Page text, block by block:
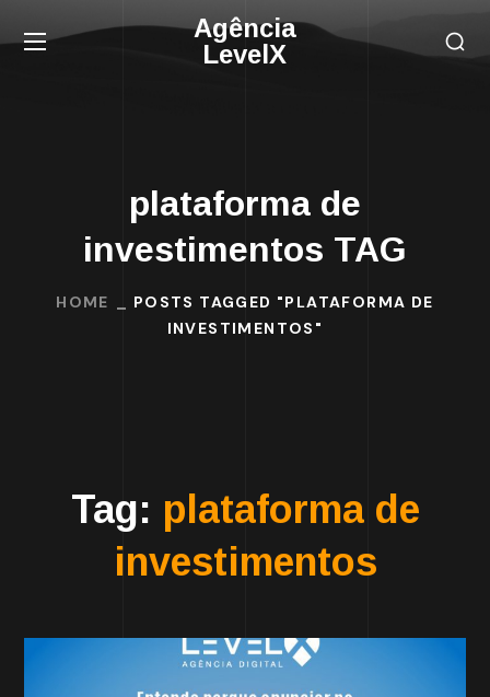
Agência
LevelX
plataforma de
investimentos TAG
HOME
POSTS TAGGED "PLATAFORMA DE
INVESTIMENTOS"
Tag: plataforma de
investimentos